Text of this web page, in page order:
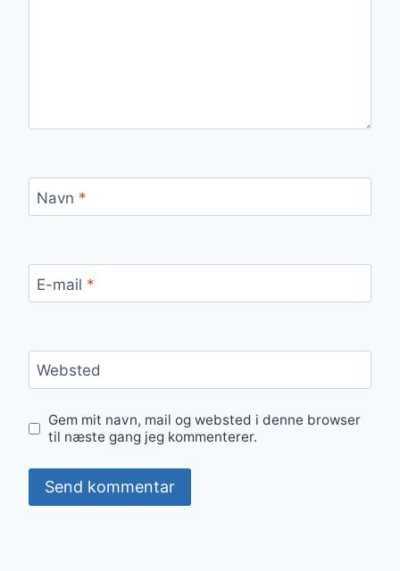
Navn *
E-mail *
Websted
Gem mit navn, mail og websted i denne browser
til næste gang jeg kommenterer.